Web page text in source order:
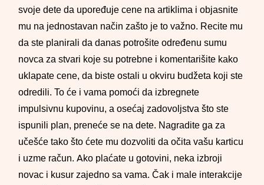
svoje dete da upoređuje cene na artiklima i objasnite
mu na jednostavan način zašto je to važno. Recite mu
da ste planirali da danas potrošite određenu sumu
novca za stvari koje su potrebne i komentarišite kako
uklapate cene, da biste ostali u okviru budžeta koji ste
odredili. To će i vama pomoći da izbregnete
impulsivnu kupovinu, a osećaj zadovoljstva što ste
ispunili plan, preneće se na dete. Nagradite ga za
učešće tako što ćete mu dozvoliti da očita vašu karticu
i uzme račun. Ako plaćate u gotovini, neka izbroji
novac i kusur zajedno sa vama. Čak i male interakcije